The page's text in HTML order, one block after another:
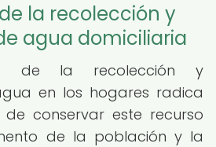
la recolección y
agua domiciliaria
de la recolección y
en los hogares radica
conservar este recurso
de la población y la